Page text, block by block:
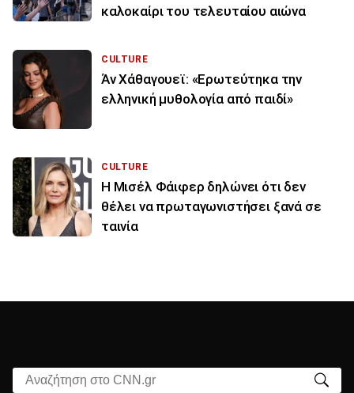
καλοκαίρι του τελευταίου αιώνα
CULTURE
Άν Χάθαγουεϊ: «Ερωτεύτηκα την
ελληνική μυθολογία από παιδί»
CULTURE
Η Μισέλ Φάιφερ δηλώνει ότι δεν
θέλει να πρωταγωνιστήσει ξανά σε
ταινία
Αναζήτηση στο CNN.gr